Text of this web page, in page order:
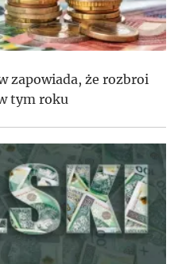
zapowiada, że rozbroi
tym roku